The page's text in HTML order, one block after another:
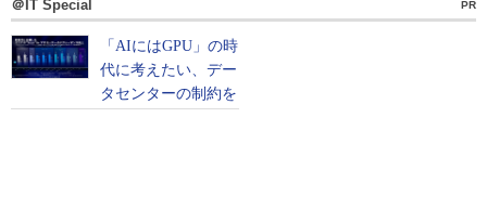
＠IT Special PR